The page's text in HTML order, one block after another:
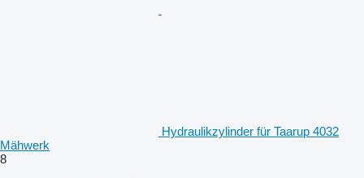
Hydraulikzylinder für Taarup 4032
Mähwerk
8